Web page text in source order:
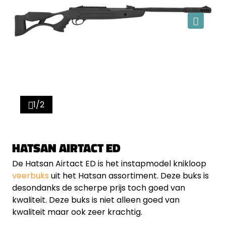
1/2
HATSAN AIRTACT ED
De Hatsan Airtact ED is het instapmodel knikloop
veerbuks uit het Hatsan assortiment. Deze buks is
desondanks de scherpe prijs toch goed van
kwaliteit. Deze buks is niet alleen goed van
kwaliteit maar ook zeer krachtig.